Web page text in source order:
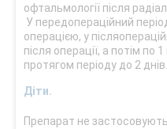
офтальмології після
У передопераційний
операцією, у
після операції, а потім по
протягом періоду до 2 днів.
Діти.
Препарат не застосовують